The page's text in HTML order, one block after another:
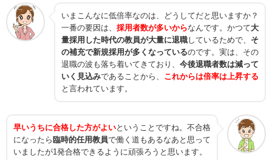
いまこんなに低倍率なのは、どうしてだと思いますか？
一番の要因は、 採用者数が多いからなんです。かつて大
量採用した時代の教員が大量に退職しているためで、 そ
の補充で新規採用が多くなっているのです。実は、その
退職の波も落ち着いてきており、 今後退職者数は減って
いく見込みであることから、 これからは倍率は上昇する
と言われています。
早いうちに合格した方がよいということですね。不合格
になったら臨時的任用教員で働く道もあるなあと思って
いましたが1発合格できるように頑張ろうと思います。